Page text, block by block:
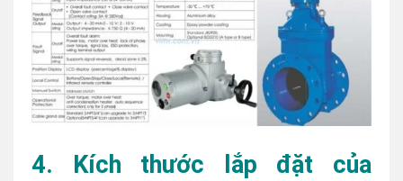
4. Kích thước lắp đặt của